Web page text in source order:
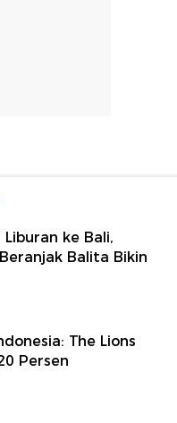
ke Bali,
Balita Bikin
The Lions
Persen